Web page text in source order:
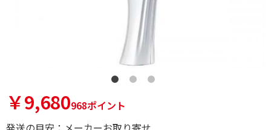
￥9,680968ポイント